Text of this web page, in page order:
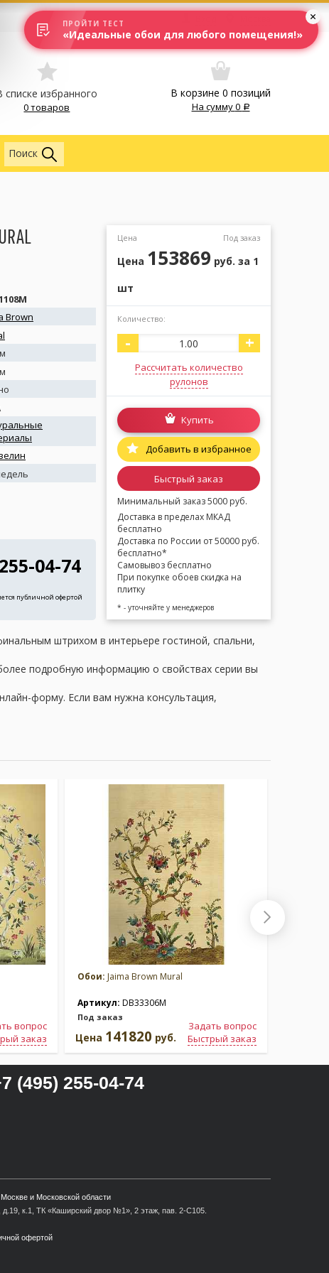
списке избранного
0 товаров
В корзине 0 позиций
На сумму0
Обои
Поиск
Brown
04-74
публичной офертой
Цена Под заказ
Цена 153869 руб. за 1
шт
Количество:
- +
Рассчитать количество
рулонов
Купить
Добавить в избранное
Быстрый заказ
Минимальный заказ 5000 руб.
Доставка в пределах МКАД
бесплатно
Доставка по России от 50000 руб.
бесплатно*
Самовывоз бесплатно
При покупке обоев скидка на
плитку
* - уточняйте у менеджеров
штрихом в интерьере гостиной, спальни,
подробную информацию о свойствах серии вы
форму. Если вам нужна консультация,
вопрос
заказ
Обои: Jaima Brown Mural
Артикул: DB33306M
Под заказ
Задать вопрос
Быстрый заказ
Цена 141820 руб.
(495) 255-04-74
и Московской области
к.1, ТК «Каширский двор №1», 2 этаж, пав. 2-С105.
офертой
ПРОЙТИ ТЕСТ
«Идеальные обои для любого помещения!»